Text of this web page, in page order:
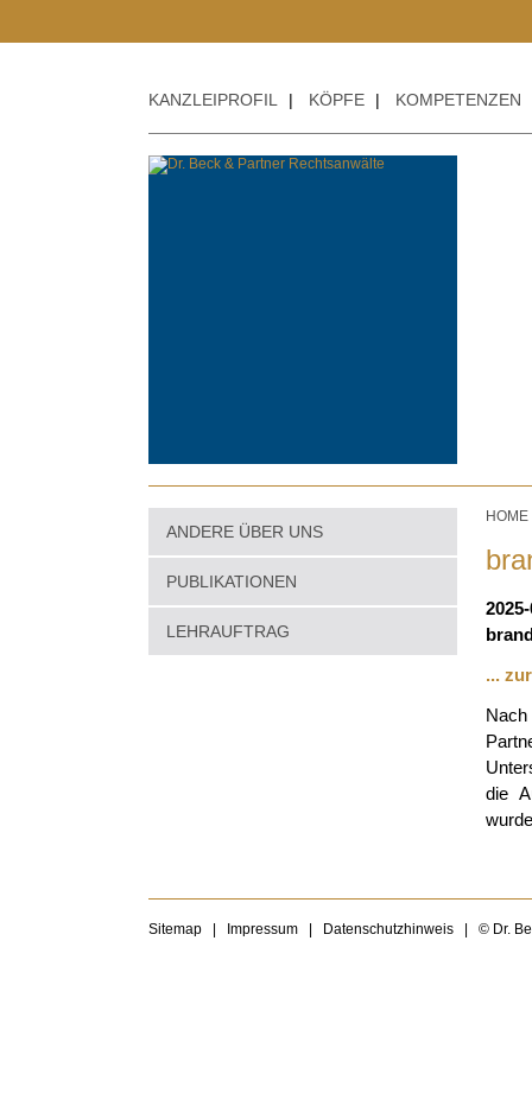
KANZLEIPROFIL | KÖPFE | KOMPETENZEN
ANDERE ÜBER UNS
PUBLIKATIONEN
LEHRAUFTRAG
HOME
...
die
Sitemap Impressum Datenschutzhinweis © Dr.